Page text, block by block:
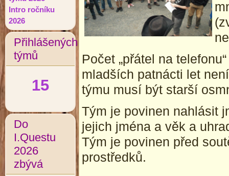
Intro ročníku
2026
Přihlášených
týmů
15
Do
I.Questu
2026
zbývá
Počet „přátel na
mladších patnácti let
týmu musí být starší
Tým je povinen nahlásit
jejich jména a věk a
Tým je povinen před
prostředků.